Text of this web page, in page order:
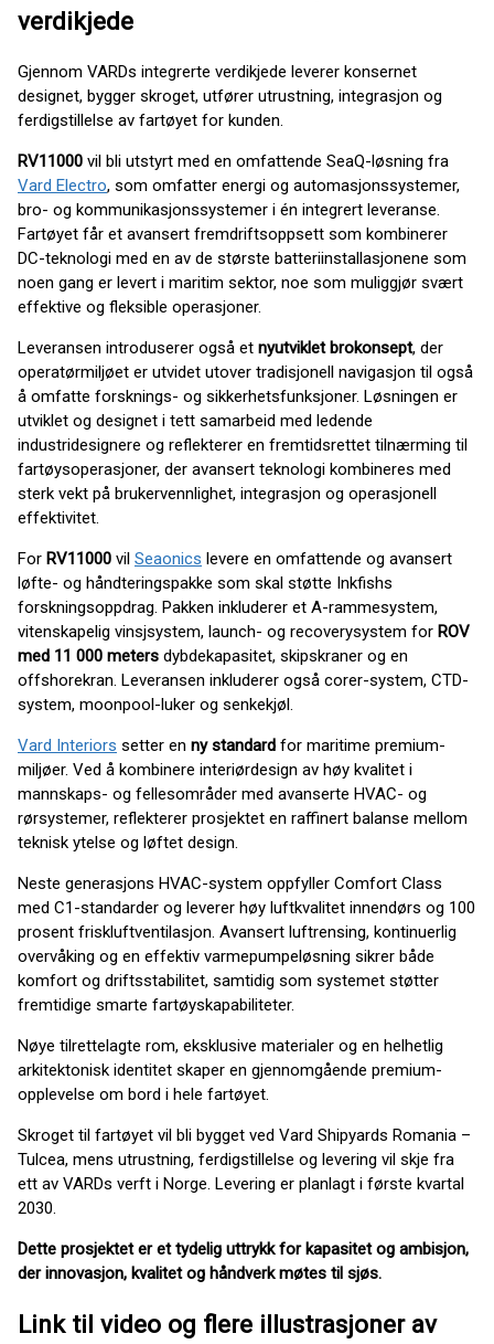
verdikjede
Gjennom VARDs integrerte verdikjede leverer konsernet
designet, bygger skroget, utfører utrustning, integrasjon og
ferdigstillelse av fartøyet for kunden.
RV11000 vil bli utstyrt med en omfattende SeaQ-løsning fra
Vard Electro, som omfatter energi og automasjonssystemer,
bro- og kommunikasjonssystemer i én integrert leveranse.
Fartøyet får et avansert fremdriftsoppsett som kombinerer
DC-teknologi med en av de største batteriinstallasjonene som
noen gang er levert i maritim sektor, noe som muliggjør svært
effektive og fleksible operasjoner.
Leveransen introduserer også et nyutviklet brokonsept, der
operatørmiljøet er utvidet utover tradisjonell navigasjon til også
å omfatte forsknings- og sikkerhetsfunksjoner. Løsningen er
utviklet og designet i tett samarbeid med ledende
industridesignere og reflekterer en fremtidsrettet tilnærming til
fartøysoperasjoner, der avansert teknologi kombineres med
sterk vekt på brukervennlighet, integrasjon og operasjonell
effektivitet.
For RV11000 vil Seaonics levere en omfattende og avansert
løfte- og håndteringspakke som skal støtte Inkfishs
forskningsoppdrag. Pakken inkluderer et A-rammesystem,
vitenskapelig vinsjsystem, launch- og recoverysystem for ROV
med 11 000 meters dybdekapasitet, skipskraner og en
offshorekran. Leveransen inkluderer også corer-system, CTD-
system, moonpool-luker og senkekjøl.
Vard Interiors setter en ny standard for maritime premium-
miljøer. Ved å kombinere interiørdesign av høy kvalitet i
mannskaps- og fellesområder med avanserte HVAC- og
rørsystemer, reflekterer prosjektet en raffinert balanse mellom
teknisk ytelse og løftet design.
Neste generasjons HVAC-system oppfyller Comfort Class
med C1-standarder og leverer høy luftkvalitet innendørs og 100
prosent friskluftventilasjon. Avansert luftrensing, kontinuerlig
overvåking og en effektiv varmepumpeløsning sikrer både
komfort og driftsstabilitet, samtidig som systemet støtter
fremtidige smarte fartøyskapabiliteter.
Nøye tilrettelagte rom, eksklusive materialer og en helhetlig
arkitektonisk identitet skaper en gjennomgående premium-
opplevelse om bord i hele fartøyet.
Skroget til fartøyet vil bli bygget ved Vard Shipyards Romania –
Tulcea, mens utrustning, ferdigstillelse og levering vil skje fra
ett av VARDs verft i Norge. Levering er planlagt i første kvartal
2030.
Dette prosjektet er et tydelig uttrykk for kapasitet og ambisjon,
der innovasjon, kvalitet og håndverk møtes til sjøs.
Link til video og flere illustrasjoner av